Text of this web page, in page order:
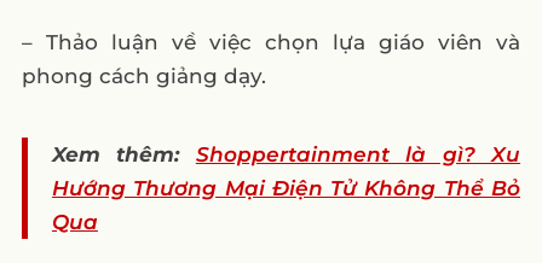
– Thảo luận về việc chọn lựa giáo viên và
phong cách giảng dạy.
Xem thêm: Shoppertainment là gì? Xu
Hướng Thương Mại Điện Tử Không Thể Bỏ
Qua